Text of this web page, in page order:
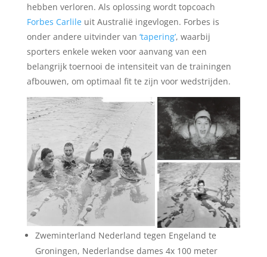
hebben verloren. Als oplossing wordt topcoach
Forbes Carlileuit Australië ingevlogen. Forbes is
onder andere uitvinder van ‘tapering’, waarbij
sporters enkele weken voor aanvang van een
belangrijk toernooi de intensiteit van de trainingen
afbouwen, om optimaal fit te zijn voor wedstrijden.
Zweminterland Nederland tegen Engeland te
Groningen, Nederlandse dames 4x 100 meter